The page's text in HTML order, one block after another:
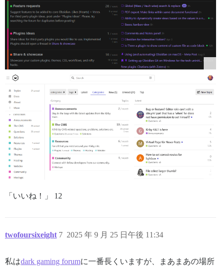
「いいね！」 12
twofoursixeight 2025 年 9 月 25 日午後 11:34
7
私はdark gaming forumに一番長くいますが、まあまあの場所